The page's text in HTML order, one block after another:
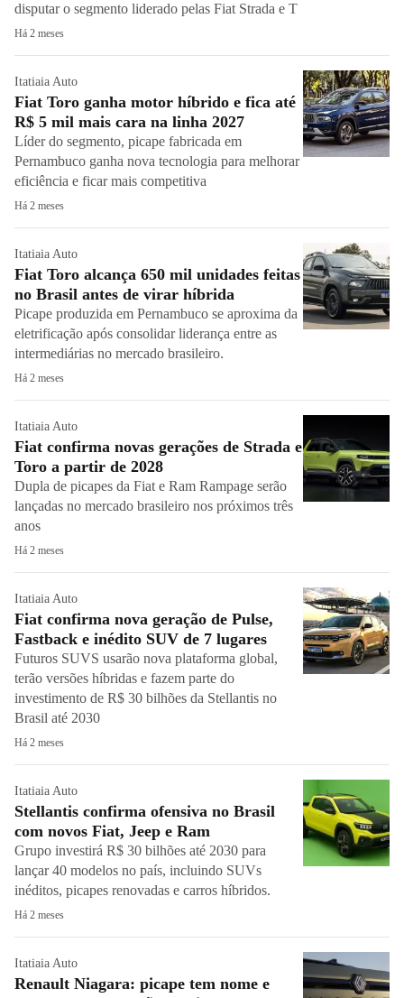
disputar o segmento liderado pelas Fiat Strada e T
Há 2 meses
Itatiaia Auto
Fiat Toro ganha motor híbrido e fica até
R$ 5 mil mais cara na linha 2027
Líder do segmento, picape fabricada em
Pernambuco ganha nova tecnologia para melhorar
eficiência e ficar mais competitiva
Há 2 meses
Itatiaia Auto
Fiat Toro alcança 650 mil unidades feitas
no Brasil antes de virar híbrida
Picape produzida em Pernambuco se aproxima da
eletrificação após consolidar liderança entre as
intermediárias no mercado brasileiro.
Há 2 meses
Itatiaia Auto
Fiat confirma novas gerações de Strada e
Toro a partir de 2028
Dupla de picapes da Fiat e Ram Rampage serão
lançadas no mercado brasileiro nos próximos três
anos
Há 2 meses
Itatiaia Auto
Fiat confirma nova geração de Pulse,
Fastback e inédito SUV de 7 lugares
Futuros SUVS usarão nova plataforma global,
terão versões híbridas e fazem parte do
investimento de R$ 30 bilhões da Stellantis no
Brasil até 2030
Há 2 meses
Itatiaia Auto
Stellantis confirma ofensiva no Brasil
com novos Fiat, Jeep e Ram
Grupo investirá R$ 30 bilhões até 2030 para
lançar 40 modelos no país, incluindo SUVs
inéditos, picapes renovadas e carros híbridos.
Há 2 meses
Itatiaia Auto
Renault Niagara: picape tem nome e